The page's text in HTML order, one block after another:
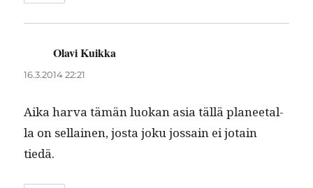
Olavi Kuikka
16.3.2014 22:21
Aika har­va tämän luokan asia täl­lä pla­nee­tal­
la on sel­l­ainen, jos­ta joku jos­sain ei jotain
tiedä.